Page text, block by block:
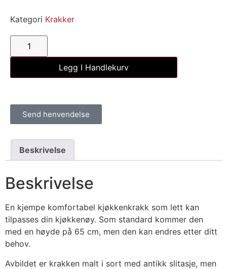
Kategori Krakker
Legg I Handlekurv
Send henvendelse
Beskrivelse
Beskrivelse
En kjempe komfortabel kjøkkenkrakk som lett kan
tilpasses din kjøkkenøy. Som standard kommer den
med en høyde på 65 cm, men den kan endres etter ditt
behov.
Avbildet er krakken malt i sort med antikk slitasje, men